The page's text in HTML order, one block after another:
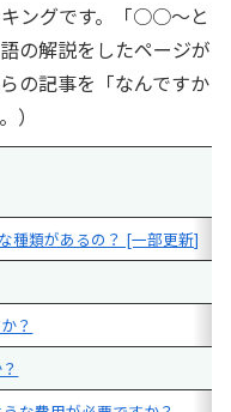
ングです。「○○～と
の解説をしたページが
の記事を「なんですか
）
種類があるの？ [一部更新]
？